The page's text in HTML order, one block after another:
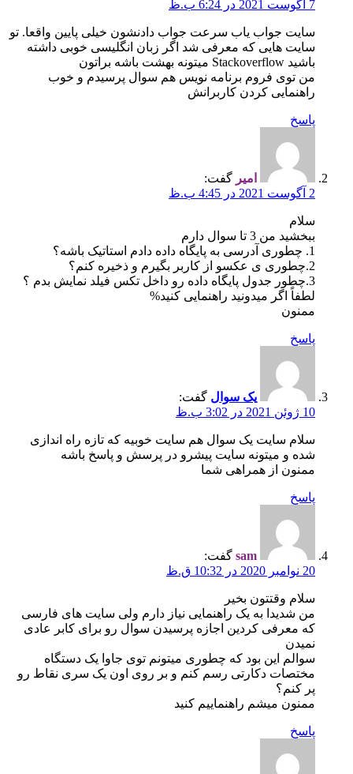
7 آگوست 2021 در 6:24 ب.ظ
سایت جواب یاب سرعت جواب دادنشون خیلی پایین واقعا. تو
سایت هایی که معرفی شد اگر زبان انگلیسی خوبی داشته
باشید Stackoverflow میتونه بهشت باشه براتون
من توی فروم برنامه نویس هم سوال پرسیدم و خوب
راهنمایی کردن کاربرانش
پاسخ
امیر گفت:
2 آگوست 2021 در 4:45 ب.ظ
سلام
ببخشید من 3 تا سوال دارم
1. چطوری آدرسی به پایگاه داده دادم استاتیک باشه؟
2.چطوری ی عکسو از کاربر بگیرم و ذخیره کنم؟
3.چطور جدول پایگاه داده رو داخل تکس فیلد نمایش بدم ؟
لطفاً اگر میدونید راهنمایی کنید%
ممنون
پاسخ
یک سوال گفت:
10 ژوئن 2021 در 3:02 ب.ظ
سلام سایت یک سوال هم سایت خوبیه که تازه راه اندازی
شده و میتونه سایت پیشرو در پرسش و پاسخ باشه
ممنون از همراهی شما
پاسخ
sam گفت:
20 نوامبر 2020 در 10:32 ق.ظ
سلام وقتتون بخیر
من شدیدا به یک راهنمایی نیاز دارم ولی سایت های فارسی
که معرفی کردین اجازه پرسیدن سوال رو برای کابر عادی
نمیدن
سوالم این بود که چطوری میتونم توی جاوا یک دستگاه
مختصات دکارتی رسم کنم و بر روی اون یک سری نقاط رو
پر کنم؟
ممنون میشم راهنماییم کنید
پاسخ